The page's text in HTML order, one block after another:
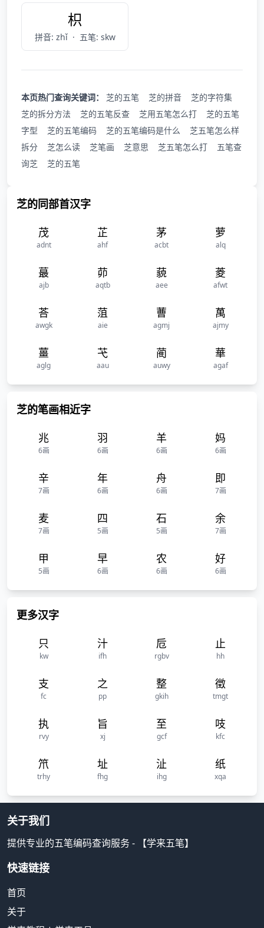
枳
拼音: zhǐ · 五笔: skw
本页热门查询关键词： 芝的五笔 芝的拼音
芝的字符集
芝的拆分方法
芝的五笔反查 芝用五笔怎么打
芝的五笔
字型
芝的五笔编码 芝的五笔编码是什么
芝五笔怎么样
拆分
芝怎么读 芝笔画 芝意思 芝五笔怎么打
五笔查
询芝
芝的五笔
芝的同部首汉字
茂
adnt
芷
ahf
茅
acbt
萝
alq
蕞
ajb
茆
aqtb
藐
aee
菱
afwt
荅
awgk
菹
aie
蓸
agmj
萬
ajmy
薑
aglg
芅
aau
蔺
auwy
華
agaf
芝的笔画相近字
兆
6画
羽
6画
羊
6画
妈
6画
辛
7画
年
6画
舟
6画
即
7画
麦
7画
四
5画
石
5画
余
7画
甲
5画
早
6画
农
6画
好
6画
更多汉字
只
kw
汁
ifh
卮
rgbv
止
hh
支
fc
之
pp
整
gkih
徵
tmgt
执
rvy
旨
xj
至
gcf
吱
kfc
笊
trhy
址
fhg
沚
ihg
纸
xqa
关于我们
提供专业的五笔编码查询服务 - 【学来五笔】
快速链接
首页
关于